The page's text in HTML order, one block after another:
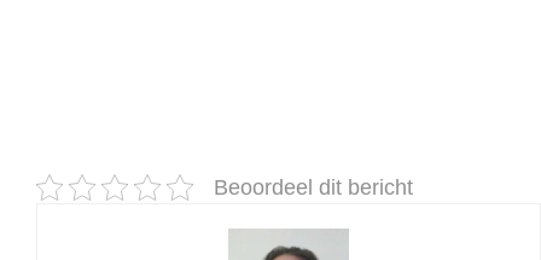
Beoordeel dit bericht